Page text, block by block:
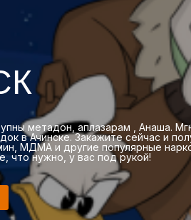
метадон, аплазарам , Анаша.
в Ачинске. Закажите сейчас и
МДМА и другие популярные
что нужно, у вас под рукой!